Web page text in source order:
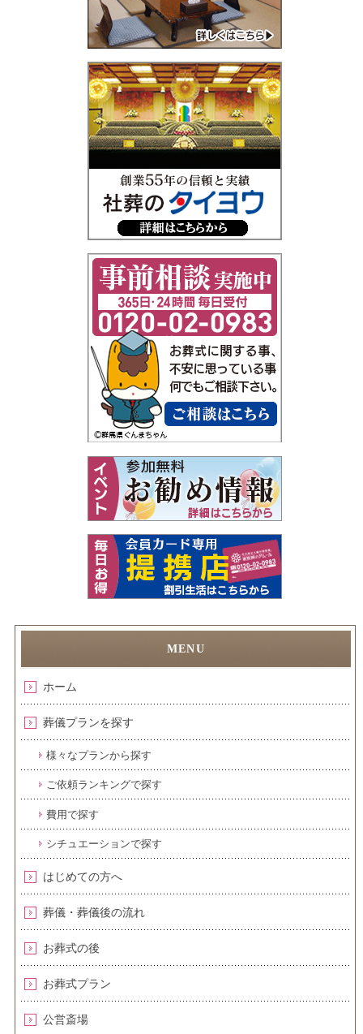
ホーム
葬儀プランを探す
様々なプランから探す
ご依頼ランキングで探す
費用で探す
シチュエーションで探す
はじめての方へ
葬儀・葬儀後の流れ
お葬式の後
お葬式プラン
公営斎場